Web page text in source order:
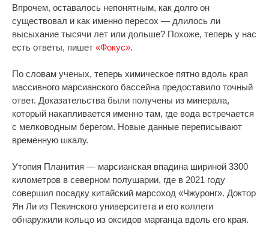
Впрочем, оставалось непонятным, как долго он
существовал и как именно пересох — длилось ли
высыхание тысячи лет или дольше? Похоже, теперь у нас
есть ответы, пишет «Фокус».
По словам ученых, теперь химическое пятно вдоль края
массивного марсианского бассейна предоставило точный
ответ. Доказательства были получены из минерала,
который накапливается именно там, где вода встречается
с мелководным берегом. Новые данные переписывают
временную шкалу.
Утопия Планития — марсианская впадина шириной 3300
километров в северном полушарии, где в 2021 году
совершил посадку китайский марсоход «Чжуронг». Доктор
Ян Ли из Пекинского университета и его коллеги
обнаружили кольцо из оксидов марганца вдоль его края.